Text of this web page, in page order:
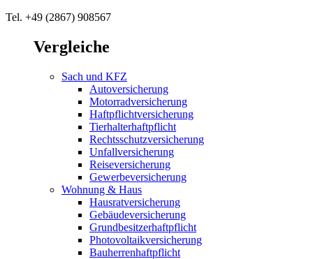
Tel. +49 (2867) 908567
Vergleiche
Sach und KFZ
Autoversicherung
Motorradversicherung
Haftpflichtversicherung
Tierhalterhaftpflicht
Rechtsschutzversicherung
Unfallversicherung
Reiseversicherung
Gewerbeversicherung
Wohnung & Haus
Hausratversicherung
Gebäudeversicherung
Grundbesitzerhaftpflicht
Photovoltaikversicherung
Bauherrenhaftpflicht